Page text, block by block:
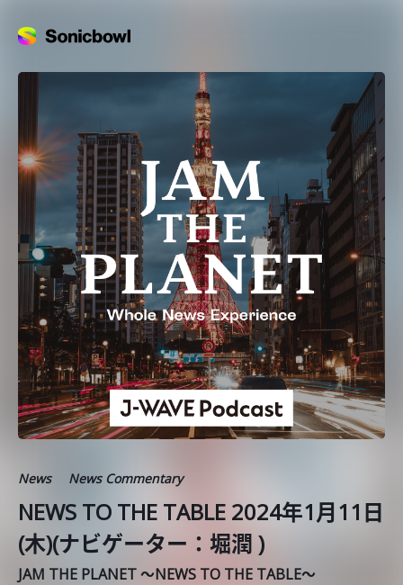
News News Commentary
NEWS TO THE TABLE 2024年1月11日
(木)(ナビゲーター：堀潤 )
JAM THE PLANET ～NEWS TO THE TABLE～